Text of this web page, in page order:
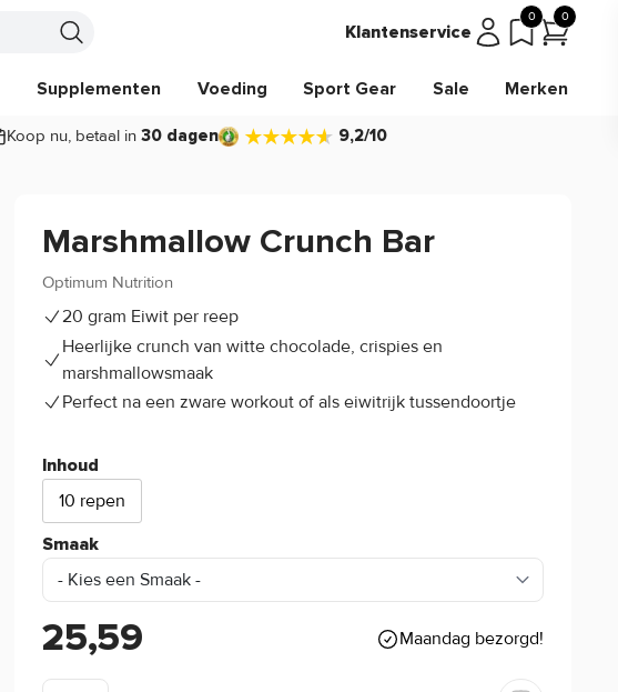
Klantenservice
0 0
Supplementen Voeding Sport Gear Sale Merken
Koop nu, betaal in 30 dagen 9,2/10
Marshmallow Crunch Bar
Optimum Nutrition
20 gram Eiwit per reep
Heerlijke crunch van witte chocolade, crispies en
marshmallowsmaak
Perfect na een zware workout of als eiwitrijk tussendoortje
Inhoud
10 repen
Smaak
25,59 Maandag bezorgd!